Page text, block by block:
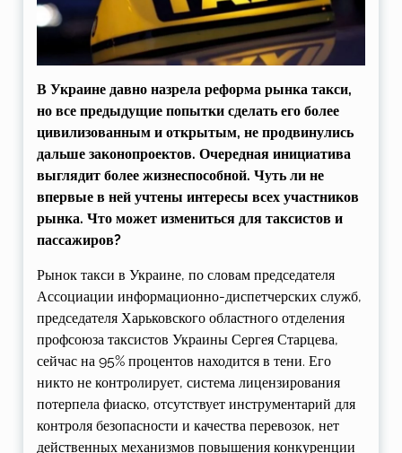
В Украине давно назрела реформа рынка такси,
но все предыдущие попытки сделать его более
цивилизованным и открытым, не продвинулись
дальше законопроектов. Очередная инициатива
выглядит более жизнеспособной. Чуть ли не
впервые в ней учтены интересы всех участников
рынка. Что может измениться для таксистов и
пассажиров?
Рынок такси в Украине, по словам председателя
Ассоциации информационно-диспетчерских служб,
председателя Харьковского областного отделения
профсоюза таксистов Украины Сергея Старцева,
сейчас на 95% процентов находится в тени. Его
никто не контролирует, система лицензирования
потерпела фиаско, отсутствует инструментарий для
контроля безопасности и качества перевозок, нет
действенных механизмов повышения конкуренции